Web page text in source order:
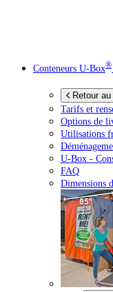
Conteneurs U-Box®
Retour
Tarifs et
Options de
Utilisations
U-Box -
FAQ
Dimensions